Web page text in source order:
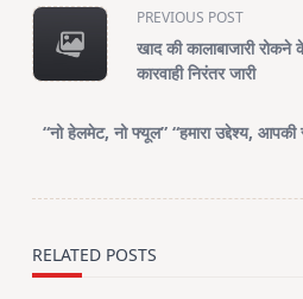
<span
class="nav-
subtitle
reader-
PREVIOUS POST
खाद की कालाबाजारी
कारवाही निरंतर जारी
“नो हेलमेट, नो फ्यूल” “हमारा उद्देश्य, आपकी
RELATED POSTS